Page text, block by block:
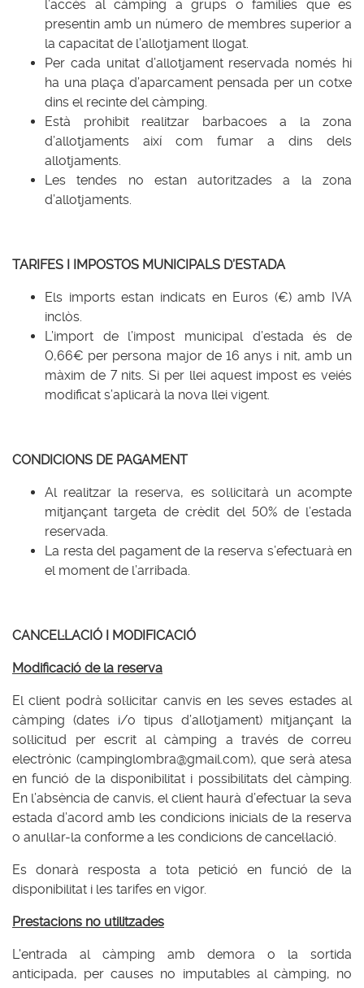
l’accés al càmping a grups o famílies que es
presentin amb un número de membres superior a
la capacitat de l’allotjament llogat.
Per cada unitat d’allotjament reservada només hi
ha una plaça d’aparcament pensada per un cotxe
dins el recinte del càmping.
Està prohibit realitzar barbacoes a la zona
d’allotjaments així com fumar a dins dels
allotjaments.
Les tendes no estan autoritzades a la zona
d’allotjaments.
TARIFES I IMPOSTOS MUNICIPALS D’ESTADA
Els imports estan indicats en Euros (€) amb IVA
inclòs.
L’import de l’impost municipal d’estada és de
0,66€ per persona major de 16 anys i nit, amb un
màxim de 7 nits. Si per llei aquest impost es veiés
modificat s’aplicarà la nova llei vigent.
CONDICIONS DE PAGAMENT
Al realitzar la reserva, es sol·licitarà un acompte
mitjançant targeta de crèdit del 50% de l’estada
reservada.
La resta del pagament de la reserva s’efectuarà en
el moment de l’arribada.
CANCEL·LACIÓ I MODIFICACIÓ
Modificació de la reserva
El client podrà sol·licitar canvis en les seves estades al
càmping (dates i/o tipus d’allotjament) mitjançant la
sol·licitud per escrit al càmping a través de correu
electrònic (campinglombra@gmail.com), que serà atesa
en funció de la disponibilitat i possibilitats del càmping.
En l’absència de canvis, el client haurà d’efectuar la seva
estada d’acord amb les condicions inicials de la reserva
o anul·lar-la conforme a les condicions de cancel·lació.
Es donarà resposta a tota petició en funció de la
disponibilitat i les tarifes en vigor.
Prestacions no utilitzades
L'entrada al càmping amb demora o la sortida
anticipada, per causes no imputables al càmping, no